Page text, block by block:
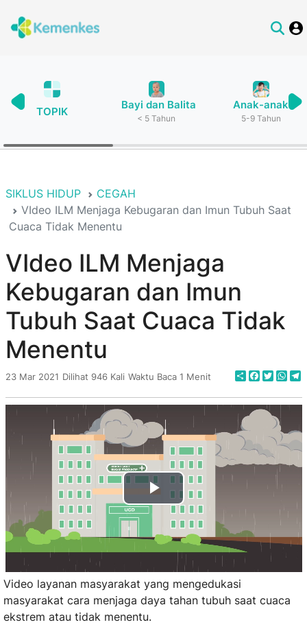
TOPIK
Bayi dan Balita
< 5 Tahun
Anak-anak
5-9 Tahun
SIKLUS HIDUP
CEGAH
VIdeo ILM Menjaga Kebugaran dan Imun Tubuh Saat
Cuaca Tidak Menentu
VIdeo ILM Menjaga
Kebugaran dan Imun
Tubuh Saat Cuaca Tidak
Menentu
23 Mar 2021 Dilihat 946 Kali Waktu Baca 1 Menit Share
Play
Video
Video layanan masyarakat yang mengedukasi
masyarakat cara menjaga daya tahan tubuh saat cuaca
ekstrem atau tidak menentu.